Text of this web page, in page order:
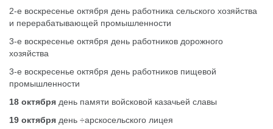
2-е воскресенье октября день работника сельского хозяйства
и перерабатывающей промышленности
3-е воскресенье октября день работников дорожного
хозяйства
3-е воскресенье октября день работников пищевой
промышленности
18 октября день памяти войсковой казачьей славы
19 октября день ÷арскосельского лицея